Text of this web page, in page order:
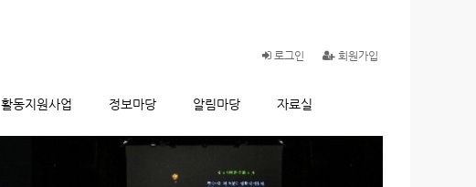
로그인 회원가입
활동지원사업 정보마당 알림마당 자료실